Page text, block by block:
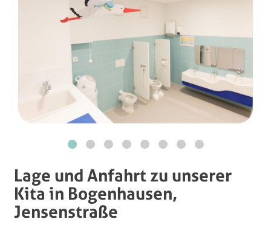
Lage und Anfahrt zu unserer
Kita in Bogenhausen,
Jensenstraße